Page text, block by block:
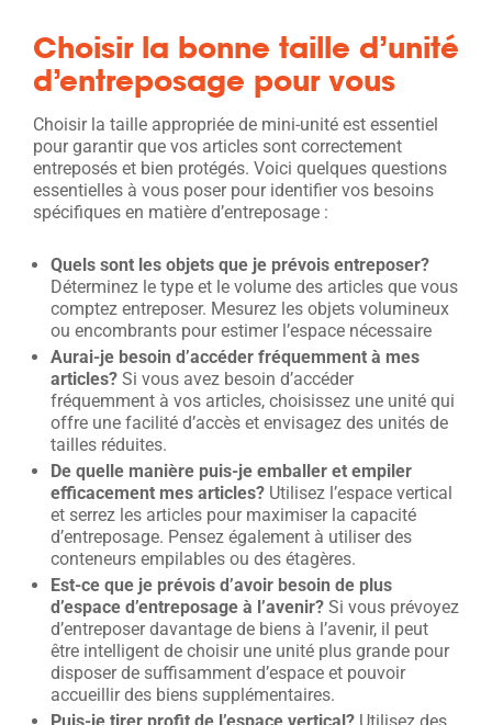
Choisir la bonne taille d’unité
d’entreposage pour vous
Choisir la taille appropriée de mini-unité est essentiel
pour garantir que vos articles sont correctement
entreposés et bien protégés. Voici quelques questions
essentielles à vous poser pour identifier vos besoins
spécifiques en matière d’entreposage :
Quels sont les objets que je prévois entreposer?
Déterminez le type et le volume des articles que vous
comptez entreposer. Mesurez les objets volumineux
ou encombrants pour estimer l’espace nécessaire
Aurai-je besoin d’accéder fréquemment à mes
articles? Si vous avez besoin d’accéder
fréquemment à vos articles, choisissez une unité qui
offre une facilité d’accès et envisagez des unités de
tailles réduites.
De quelle manière puis-je emballer et empiler
efficacement mes articles? Utilisez l’espace vertical
et serrez les articles pour maximiser la capacité
d’entreposage. Pensez également à utiliser des
conteneurs empilables ou des étagères.
Est-ce que je prévois d’avoir besoin de plus
d’espace d’entreposage à l’avenir? Si vous prévoyez
d’entreposer davantage de biens à l’avenir, il peut
être intelligent de choisir une unité plus grande pour
disposer de suffisamment d’espace et pouvoir
accueillir des biens supplémentaires.
Puis-je tirer profit de l’espace vertical? Utilisez des